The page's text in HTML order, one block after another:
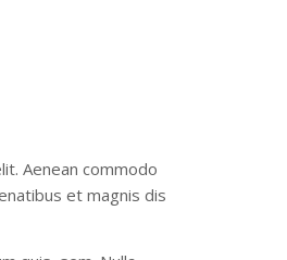
Aenean commodo
et magnis dis